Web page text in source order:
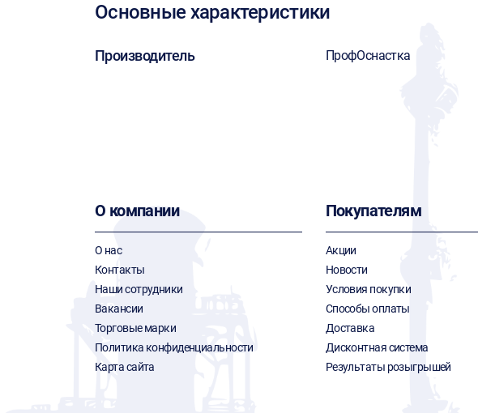
Основные характеристики
Производитель ПрофОснастка
О компании
О нас
Контакты
Наши сотрудники
Вакансии
Торговые марки
Политика конфиденциальности
Карта сайта
Покупателям
Акции
Новости
Условия покупки
Способы оплаты
Доставка
Дисконтная система
Результаты розыгрышей